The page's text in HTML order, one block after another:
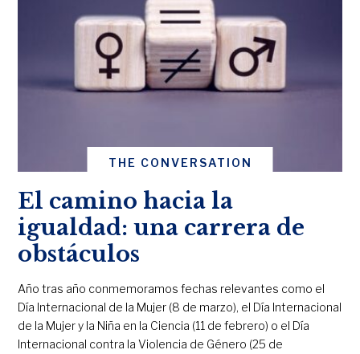
THE CONVERSATION
El camino hacia la
igualdad: una carrera de
obstáculos
Año tras año conmemoramos fechas relevantes como el
Día Internacional de la Mujer (8 de marzo), el Día Internacional
de la Mujer y la Niña en la Ciencia (11 de febrero) o el Día
Internacional contra la Violencia de Género (25 de